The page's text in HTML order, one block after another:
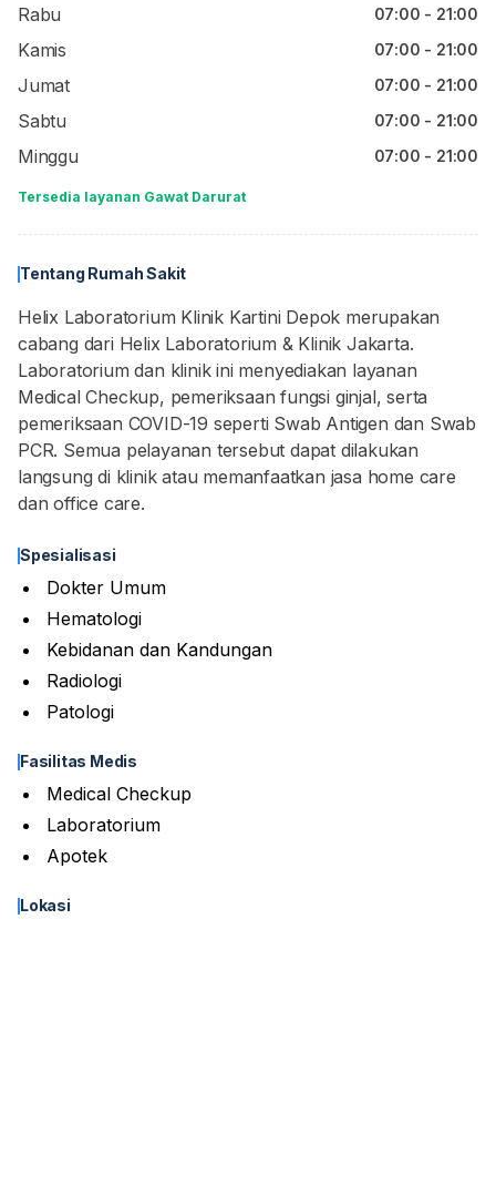
Rabu 07:00 - 21:00
Kamis 07:00 - 21:00
Jumat 07:00 - 21:00
Sabtu 07:00 - 21:00
Minggu 07:00 - 21:00
Tersedia layanan Gawat Darurat
Tentang Rumah Sakit
Helix Laboratorium Klinik Kartini Depok merupakan
cabang dari Helix Laboratorium & Klinik Jakarta.
Laboratorium dan klinik ini menyediakan layanan
Medical Checkup, pemeriksaan fungsi ginjal, serta
pemeriksaan COVID-19 seperti Swab Antigen dan Swab
PCR. Semua pelayanan tersebut dapat dilakukan
langsung di klinik atau memanfaatkan jasa home care
dan office care.
Spesialisasi
Dokter Umum
Hematologi
Kebidanan dan Kandungan
Radiologi
Patologi
Fasilitas Medis
Medical Checkup
Laboratorium
Apotek
Lokasi